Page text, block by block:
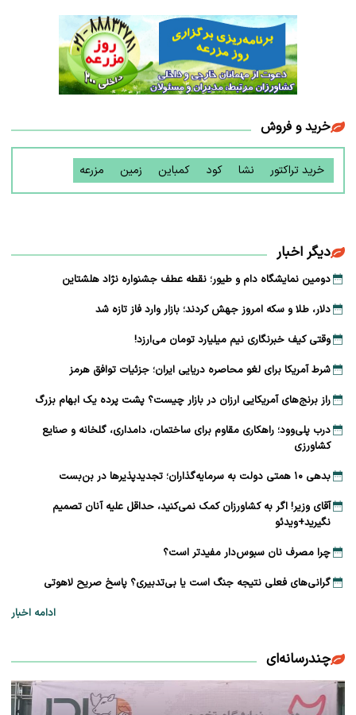
خرید و فروش
خرید تراکتور نشا کود کمباین زمین مزرعه
دیگر اخبار
دومین نمایشگاه دام و طیور؛ نقطه عطف جشنواره نژاد هلشتاین
دلار، طلا و سکه امروز جهش کردند؛ بازار وارد فاز تازه شد
وقتی کیف خبرنگاری نیم میلیارد تومان می‌ارزد!
شرط آمریکا برای لغو محاصره دریایی ایران؛ جزئیات توافق هرمز
راز برنج‌های آمریکایی ارزان در بازار چیست؟ پشت پرده یک ابهام بزرگ
درب پلی‌وود؛ راهکاری مقاوم برای ساختمان، دامداری، گلخانه و صنایع
کشاورزی
بدهی ۱۰ همتی دولت به سرمایه‌گذاران؛ تجدیدپذیرها در بن‌بست
آقای وزیر! اگر به کشاورزان کمک نمی‌کنید، حداقل علیه آنان تصمیم
نگیرید+ویدئو
چرا مصرف نان سبوس‌دار مفیدتر است؟
گرانی‌های فعلی نتیجه جنگ است یا بی‌تدبیری؟ پاسخ صریح لاهوتی
ادامه اخبار
چندرسانه‌ای